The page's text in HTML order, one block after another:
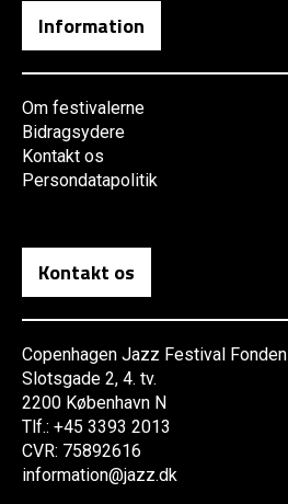
Information
Om festivalerne
Bidragsydere
Kontakt os
Persondatapolitik
Kontakt os
Copenhagen Jazz Festival Fonden
Slotsgade 2, 4. tv.
2200 København N
Tlf.: +45 3393 2013
CVR: 75892616
information@jazz.dk